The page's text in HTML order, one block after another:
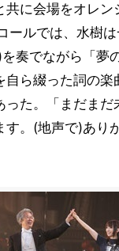
に会場をオレ
ールでは、水樹
奏でながら「夢
ら綴った詞の
た。「まだま
。(地声で)あり